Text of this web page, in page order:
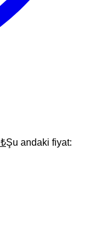
₺Şu andaki fiyat: